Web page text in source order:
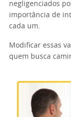
negligenciados
importância de
cada um.
Modificar essas
quem busca